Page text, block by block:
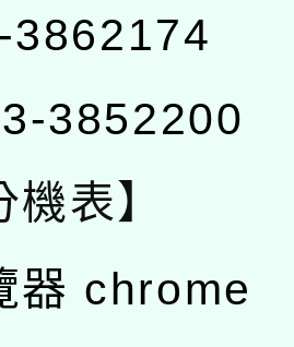
3862174
3852200
機表】
器 chrome